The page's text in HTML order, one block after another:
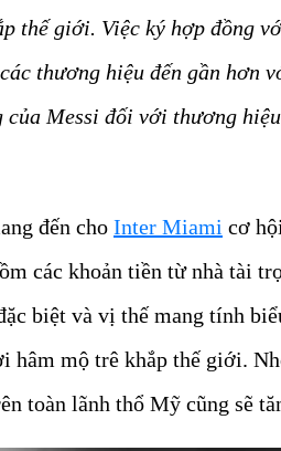
thế giới. Việc ký hợp đồng
thương hiệu đến gần hơn
của Messi đối với thương
đến cho Inter Miami cơ
các khoản tiền từ nhà tài
biệt và vị thế mang tính
hâm mộ trê khắp thế giới.
toàn lãnh thổ Mỹ cũng sẽ